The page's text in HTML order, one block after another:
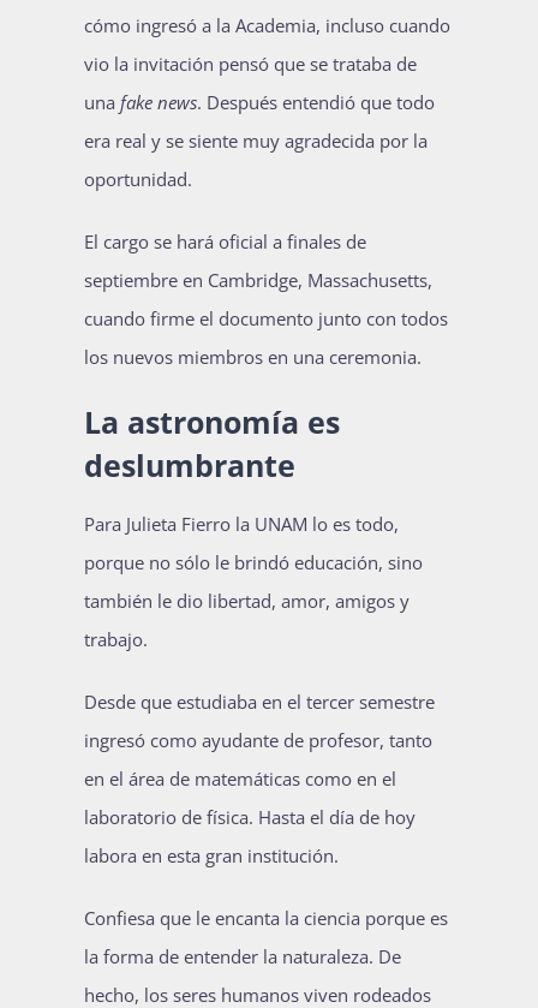
cómo ingresó a la Academia, incluso cuando
vio la invitación pensó que se trataba de
una fake news. Después entendió que todo
era real y se siente muy agradecida por la
oportunidad.
El cargo se hará oficial a finales de
septiembre en Cambridge, Massachusetts,
cuando firme el documento junto con todos
los nuevos miembros en una ceremonia.
La astronomía es
deslumbrante
Para Julieta Fierro la UNAM lo es todo,
porque no sólo le brindó educación, sino
también le dio libertad, amor, amigos y
trabajo.
Desde que estudiaba en el tercer semestre
ingresó como ayudante de profesor, tanto
en el área de matemáticas como en el
laboratorio de física. Hasta el día de hoy
labora en esta gran institución.
Confiesa que le encanta la ciencia porque es
la forma de entender la naturaleza. De
hecho, los seres humanos viven rodeados